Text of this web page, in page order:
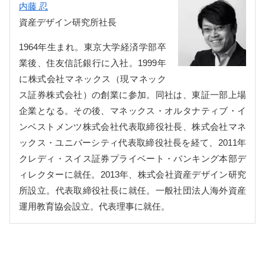
内藤 忍
資産デザイン研究所社長
1964年生まれ。東京大学経済学部卒
業後、住友信託銀行に入社。1999年
に株式会社マネックス（現マネック
ス証券株式会社）の創業に参加。同社は、東証一部上場
企業となる。その後、マネックス・オルタナティブ・イ
ンベストメンツ株式会社代表取締役社長、株式会社マネ
ックス・ユニバーシティ代表取締役社長を経て、2011年
クレディ・スイス証券プライベート・バンキング本部デ
ィレクターに就任。2013年、株式会社資産デザイン研究
所設立。代表取締役社長に就任。一般社団法人海外資産
運用教育協会設立。代表理事に就任。